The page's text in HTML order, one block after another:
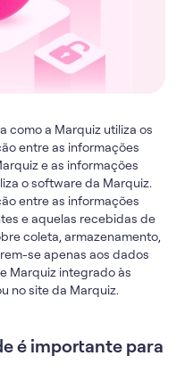
como a Marquiz utiliza os
entre as informações
e as informações
o software da Marquiz.
entre as informações
e aquelas recebidas de
coleta, armazenamento,
se apenas aos dados
Marquiz integrado às
no site da Marquiz.
é importante para